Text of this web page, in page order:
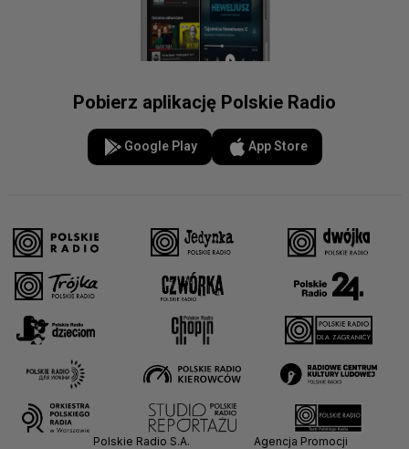
Pobierz aplikację Polskie Radio
Google Play App Store
Polskie Radio S.A.
Agencja Promocji